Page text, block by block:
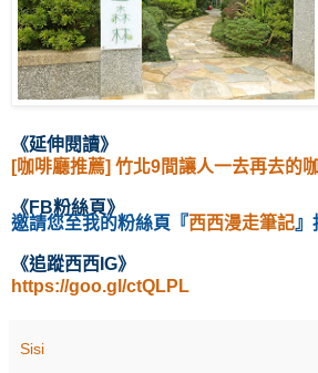
《延伸閱讀》
[咖啡廳推薦] 竹北9間讓人一去再去的
《FB粉絲頁》
邀請您至我的粉絲頁
『西西漫走筆記』
《追蹤西西IG》
https://goo.gl/ctQLPL
Sisi